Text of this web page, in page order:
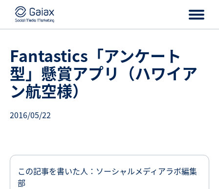
Fantastics「アンケート
型」懸賞アプリ（ハワイア
ン航空様）
2016/05/22
この記事を書いた人：ソーシャルメディアラボ編集
部